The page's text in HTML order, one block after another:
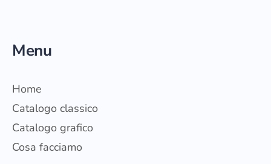
Menu
Home
Catalogo classico
Catalogo grafico
Cosa facciamo